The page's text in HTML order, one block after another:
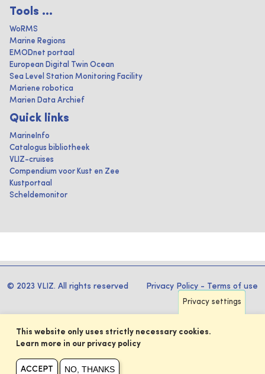
Tools ...
WoRMS
Marine Regions
EMODnet portaal
European Digital Twin Ocean
Sea Level Station Monitoring Facility
Mariene robotica
Marien Data Archief
Quick links
MarineInfo
Catalogus bibliotheek
VLIZ-cruises
Compendium voor Kust en Zee
Kustportaal
Scheldemonitor
© 2023 VLIZ. All rights reserved Privacy Policy - Terms of use
Privacy settings
This website only uses strictly necessary cookies.
Learn more in our privacy policy
ACCEPT NO, THANKS